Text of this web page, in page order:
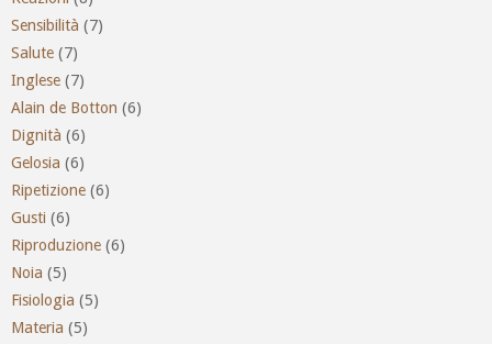
Sensibilità (7)
Salute (7)
Inglese (7)
Alain de Botton (6)
Dignità (6)
Gelosia (6)
Ripetizione (6)
Gusti (6)
Riproduzione (6)
Noia (5)
Fisiologia (5)
Materia (5)